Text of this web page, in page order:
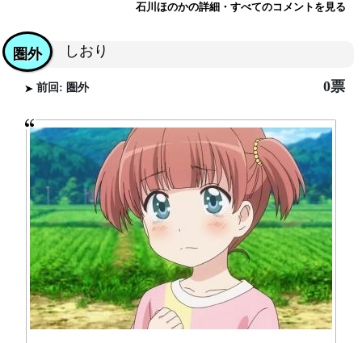
石川ほのかの詳細・すべてのコメントを見る
しおり
圏外
前回: 圏外 0票